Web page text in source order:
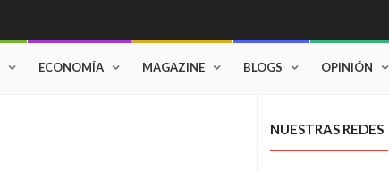
ECONOMÍA MAGAZINE BLOGS OPINIÓN
NUESTRAS REDES